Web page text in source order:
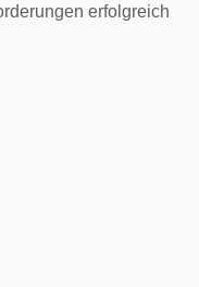
erfolgreich